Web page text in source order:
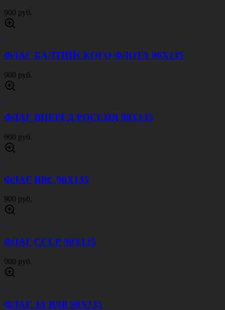
900 руб.
ФЛАГ БАЛТИЙСКОГО ФЛОТА 90Х135
900 руб.
ФЛАГ ВПЕРЕД РОССИЯ 90Х135
900 руб.
ФЛАГ ВВС 90Х135
900 руб.
ФЛАГ СССР 90Х135
900 руб.
ФЛАГ ЗА ВДВ 90Х135